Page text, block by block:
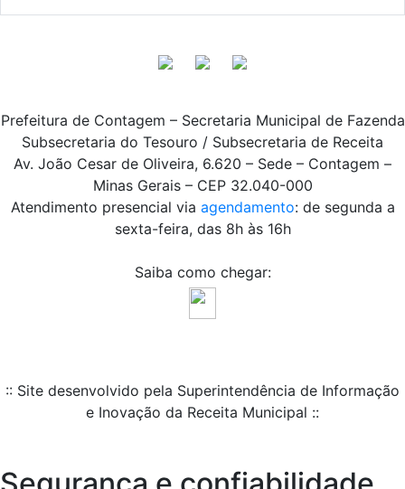
Prefeitura de Contagem – Secretaria Municipal de Fazenda
Subsecretaria do Tesouro / Subsecretaria de Receita
Av. João Cesar de Oliveira, 6.620 – Sede – Contagem –
Minas Gerais – CEP 32.040-000
Atendimento presencial via agendamento: de segunda a
sexta-feira, das 8h às 16h
Saiba como chegar:
:: Site desenvolvido pela Superintendência de Informação
e Inovação da Receita Municipal ::